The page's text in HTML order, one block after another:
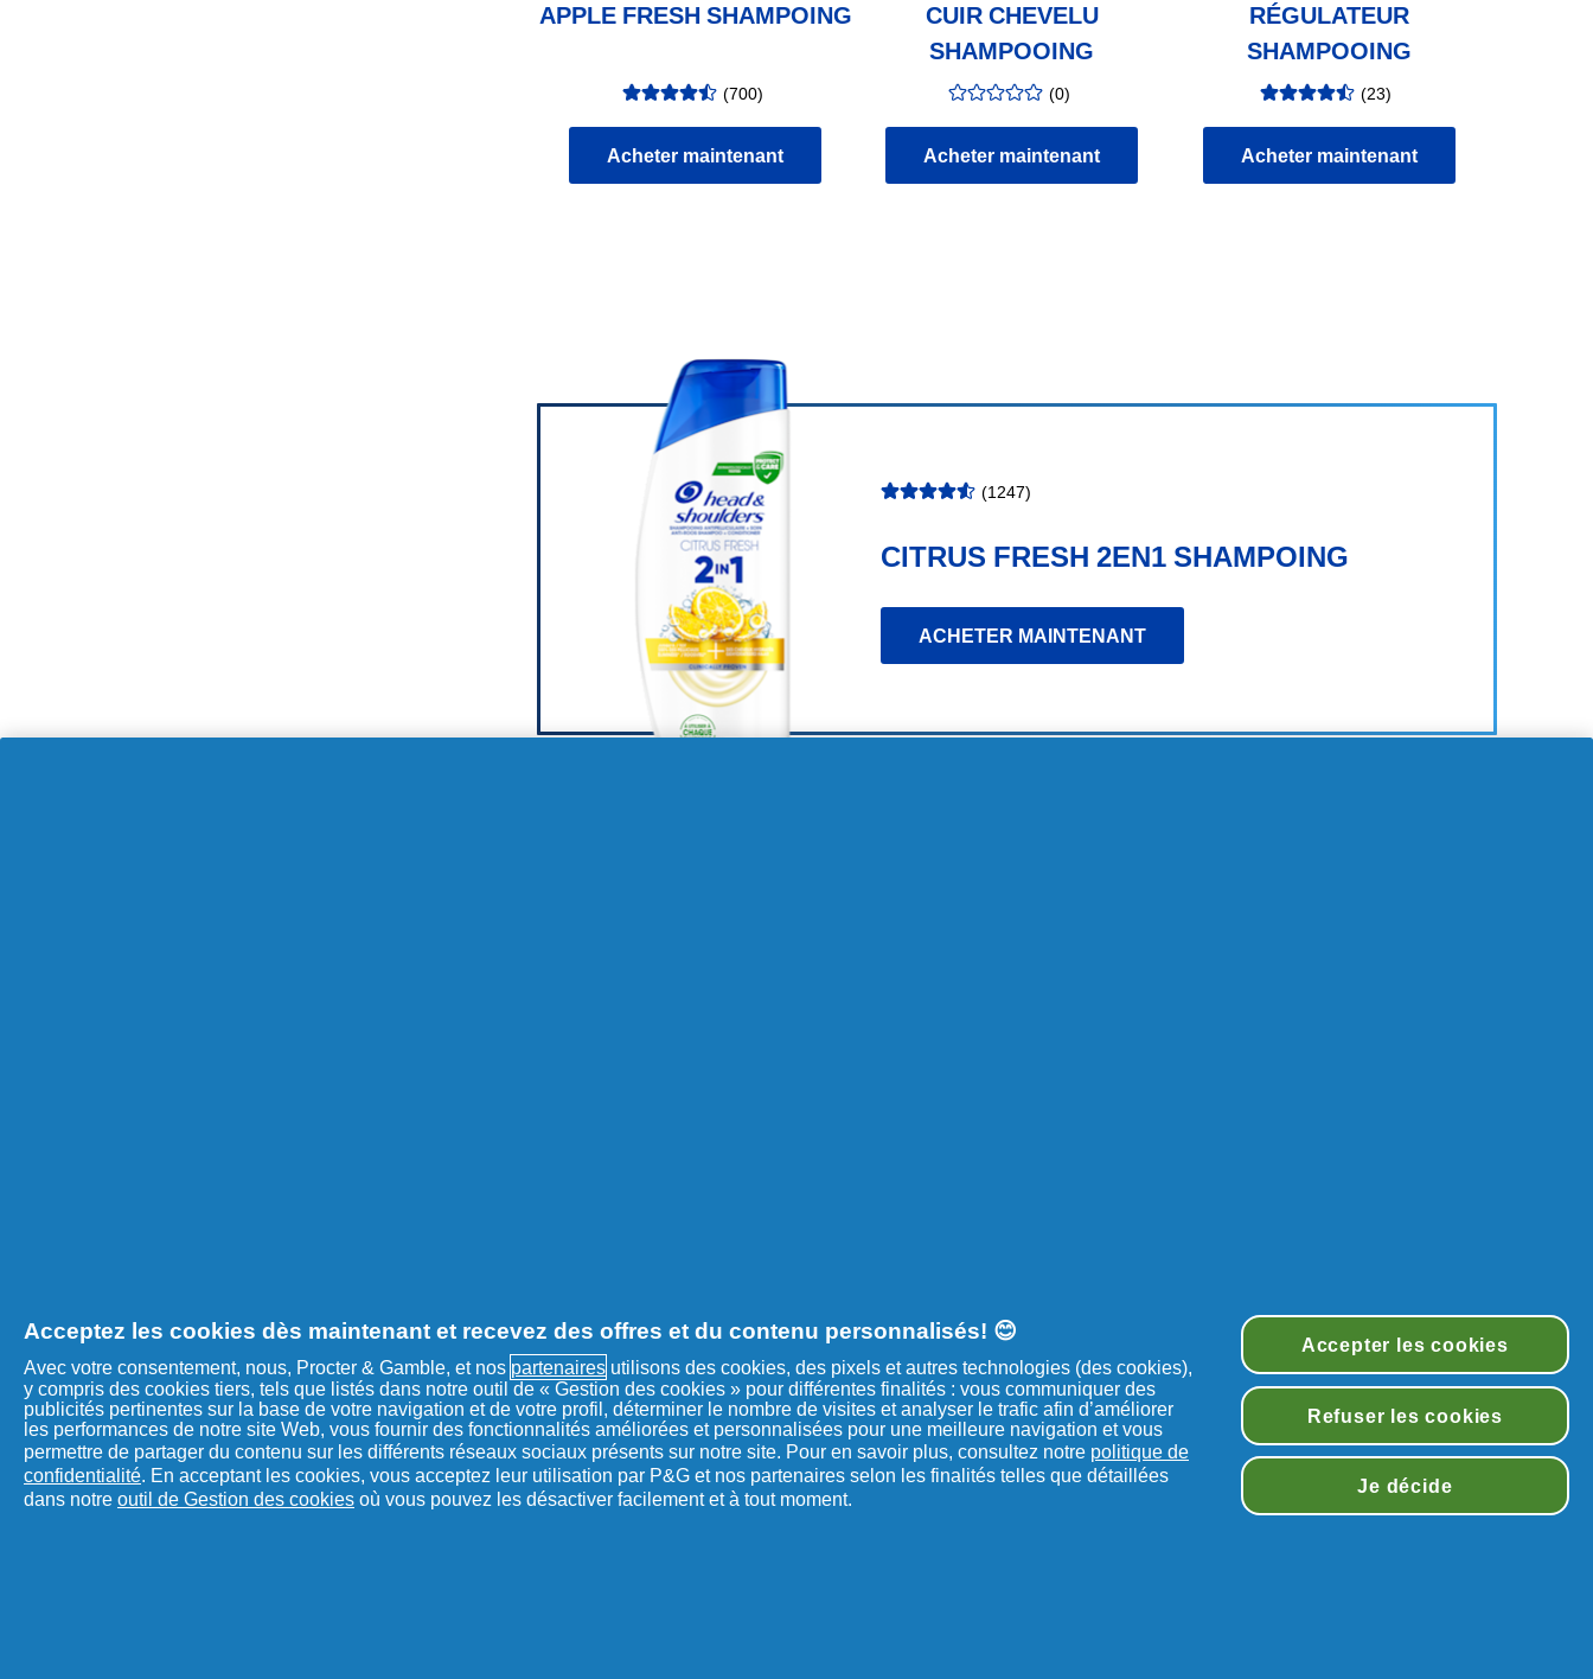
APPLE FRESH SHAMPOING
évaluation:
4.51/5
(700)
Acheter maintenant
CUIR CHEVELU
SHAMPOOING
évaluation:
0.00/5
(0)
Acheter maintenant
RÉGULATEUR
SHAMPOOING
évaluation:
4.52/5
(23)
Acheter maintenant
ÉVALUATION:
(1247)
CITRUS FRESH 2EN1 SHAMPOING
ACHETER MAINTENANT
3.00 /5
Acheter maintenant
Acceptez les cookies dès maintenant et recevez des offres et du contenu personnalisés! 😊
Avec votre consentement, nous, Procter & Gamble, et nos partenaires utilisons des cookies, des pixels et autres technologies (des cookies),
y compris des cookies tiers, tels que listés dans notre outil de « Gestion des cookies » pour différentes finalités : vous communiquer des
publicités pertinentes sur la base de votre navigation et de votre profil, déterminer le nombre de visites et analyser le trafic afin d’améliorer
les performances de notre site Web, vous fournir des fonctionnalités améliorées et personnalisées pour une meilleure navigation et vous
permettre de partager du contenu sur les différents réseaux sociaux présents sur notre site. Pour en savoir plus, consultez notre politique de
confidentialité. En acceptant les cookies, vous acceptez leur utilisation par P&G et nos partenaires selon les finalités telles que détaillées
dans notre outil de Gestion des cookies où vous pouvez les désactiver facilement et à tout moment.
Accepter les cookies
Refuser les cookies
Je décide